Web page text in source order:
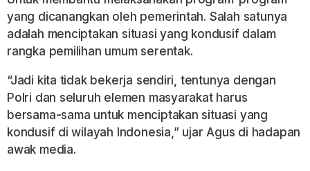
yang dicanangkan oleh pemerintah. Salah satunya
adalah menciptakan situasi yang kondusif dalam
rangka pemilihan umum serentak.
“Jadi kita tidak bekerja sendiri, tentunya dengan
Polri dan seluruh elemen masyarakat harus
bersama-sama untuk menciptakan situasi yang
kondusif di wilayah Indonesia,” ujar Agus di hadapan
awak media.